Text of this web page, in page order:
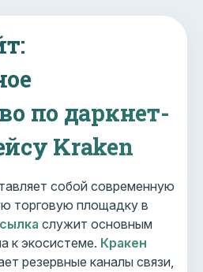
по даркнет-
Kraken
собой современную
торговую площадку в
служит основным
к экосистеме. Кракен
резервные каналы связи,